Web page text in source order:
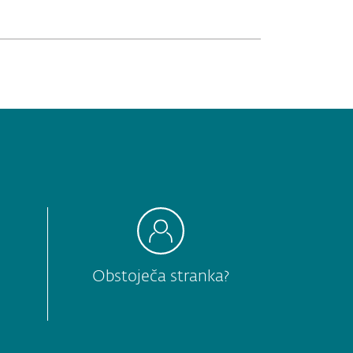
Obstoječa stranka?